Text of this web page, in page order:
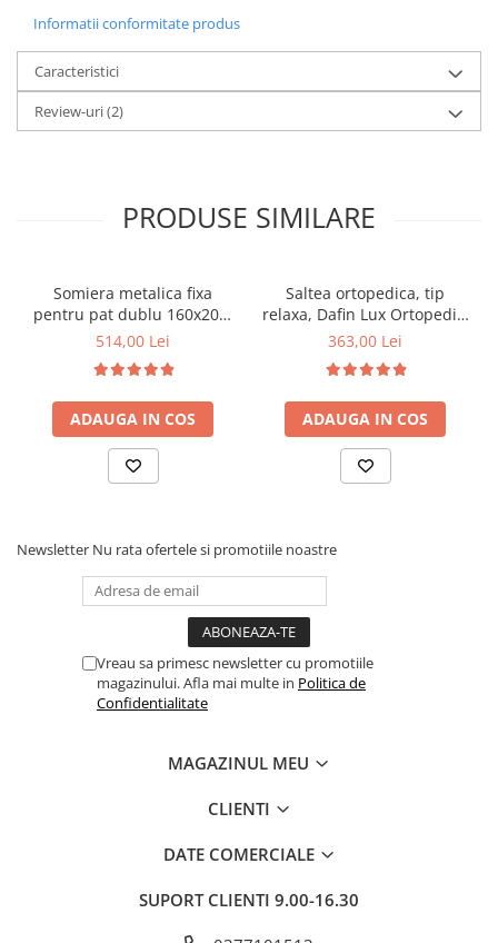
Informatii conformitate produs
Caracteristici
Review-uri(2)
PRODUSE SIMILARE
Somiera metalica fixa
pentru pat dublu 160x200,
6 picioare, 32 lamele lemn
saltea ferm, negru
514,00 Lei
ADAUGA IN COS
Saltea ortopedica, tip
relaxa, Dafin Lux Ortopedic,
90x200x21cm, fermitate
tip Bonell, fata vara-iarna,
sistem de aerisire cu
butoni, Salt Confort
363,00 Lei
ADAUGA IN COS
Newsletter Nu rata ofertele si promotiile noastre
Vreau sa primesc newsletter cu promotiile
magazinului. Afla mai multe in Politica de
Confidentialitate
MAGAZINUL MEU
CLIENTI
DATE COMERCIALE
SUPORT CLIENTI 9.00-16.30